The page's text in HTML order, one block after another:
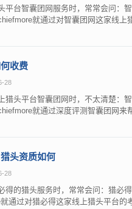
平台智囊团网服务时，常常会问：
就通过对智囊团网这家线上
收费
28
猎头平台智囊团网时，不太清楚：
就通过深度评测智囊团网来
头资质如何
28
得的猎头服务时，常常会问：猎必
通过对猎必得这家线上猎头平台的